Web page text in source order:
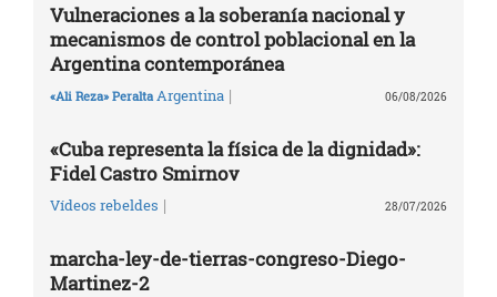
Vulneraciones a la soberanía nacional y
mecanismos de control poblacional en la
Argentina contemporánea
«Ali Reza» Peralta Argentina | 06/08/2026
«Cuba representa la física de la dignidad»:
Fidel Castro Smirnov
Vídeos rebeldes | 28/07/2026
marcha-ley-de-tierras-congreso-Diego-
Martinez-2